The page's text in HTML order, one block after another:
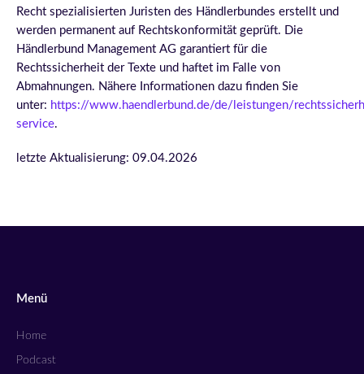
Recht spezialisierten Juristen des Händlerbundes erstellt und
werden permanent auf Rechtskonformität geprüft. Die
Händlerbund Management AG garantiert für die
Rechtssicherheit der Texte und haftet im Falle von
Abmahnungen. Nähere Informationen dazu finden Sie
unter: https://www.haendlerbund.de/de/leistungen/
service.
letzte Aktualisierung: 09.04.2026
Menü
Home
Podcast